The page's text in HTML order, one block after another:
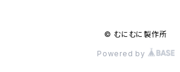
© むにむに製作所
Powered by